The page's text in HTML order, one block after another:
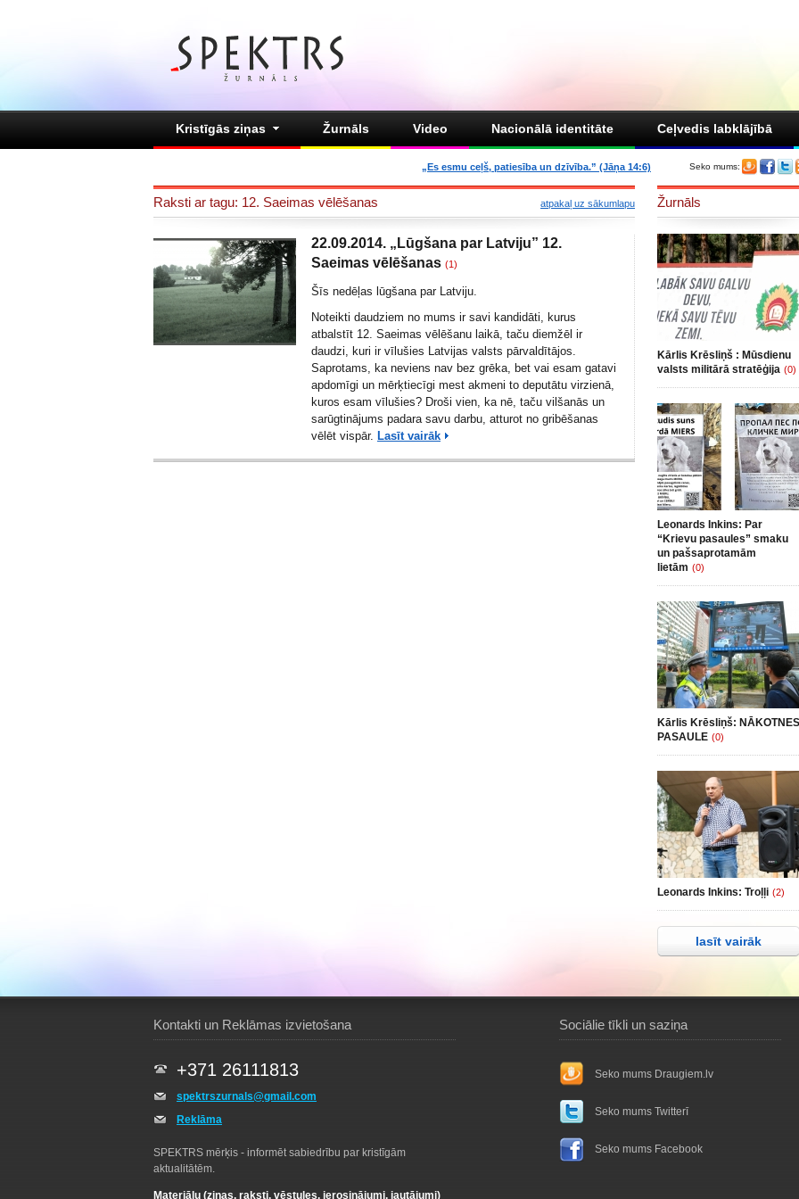
Kristīgās ziņas Žurnāls Video Nacionālā identitāte Ceļvedis labklājībā
Seko mums:
„Es esmu ceļš, patiesība un dzīvība.” (Jāņa 14:6)
Raksti ar tagu: 12. Saeimas vēlēšanas atpakaļ uz sākumlapu
22.09.2014. „Lūgšana par Latviju” 12.
Saeimas vēlēšanas (1)
Šīs nedēļas lūgšana par Latviju.
Noteikti daudziem no mums ir savi kandidāti, kurus
atbalstīt 12. Saeimas vēlēšanu laikā, taču diemžēl ir
daudzi, kuri ir vīlušies Latvijas valsts pārvaldītājos.
Saprotams, ka neviens nav bez grēka, bet vai esam gatavi
apdomīgi un mērķtiecīgi mest akmeni to deputātu virzienā,
kuros esam vīlušies? Droši vien, ka nē, taču vilšanās un
sarūgtinājums padara savu darbu, atturot no gribēšanas
vēlēt vispār. Lasīt vairāk
Žurnāls
Kārlis Krēsliņš : Mūsdienu
valsts militārā stratēģija (0)
Leonards Inkins: Par
“Krievu pasaules” smaku
un pašsaprotamām
lietām (0)
Kārlis Krēsliņš: NĀKOTNES
PASAULE (0)
Leonards Inkins: Troļļi (2)
lasīt vairāk
Kontakti un Reklāmas izvietošana
+371 26111813
spektrszurnals@gmail.com
Reklāma
SPEKTRS mērķis - informēt sabiedrību par kristīgām
aktualitātēm.
Materiālu (ziņas, raksti, vēstules, ierosinājumi, jautājumi)
Sociālie tīkli un saziņa
Seko mums Draugiem.lv
Seko mums Twitterī
Seko mums Facebook